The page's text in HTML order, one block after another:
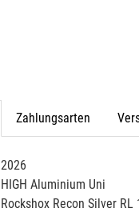
Zahlungsarten
2026
HIGH Aluminium Uni
Rockshox Recon Silver RL